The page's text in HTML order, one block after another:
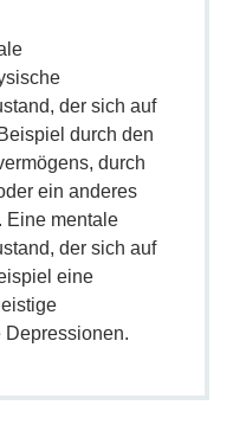
der sich auf
durch den
durch
ein anderes
Eine mentale
der sich auf
eine
Depressionen.